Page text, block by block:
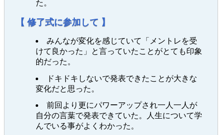
た。
【 修了式に参加して 】
みんなが変化を感じていて「メントレを受
けて良かった」と言っていたことがとても印象
的だった。
ドキドキしないで発表できたことが大きな
変化だと思った。
前回より更にパワーアップされ一人一人が
自分の言葉で発表できていた。人生について学
んでいる事がよくわかった。